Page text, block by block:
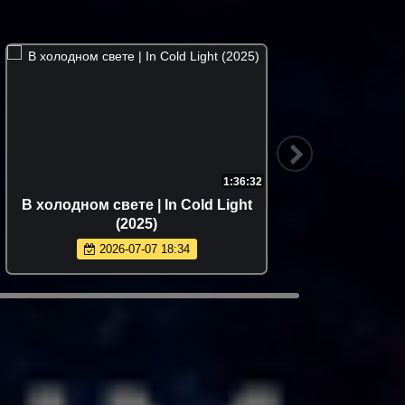
1:36:32
В холодном свете | In Cold Light
(2025)
2026-07-07 18:34